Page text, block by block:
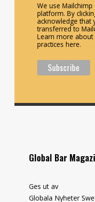
We use
platform. By
acknowledge that
transferred to
Learn more about
practices here.
Global Bar
Ges ut av
Globala Nyheter